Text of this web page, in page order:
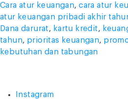
by
Cara atur keuangan,cara atur
atur keuangan pribadi akhir
Dana darurat, kartu kredit,
tahun, prioritas keuangan,
kebutuhan dan tabungan
Instagram